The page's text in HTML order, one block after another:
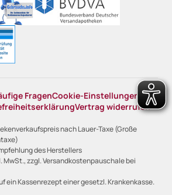
FragenCookie-Einstellungen
Vertrag widerrufen
nach Lauer-Taxe (Große
des Herstellers
MwSt., zzgl. Versandkostenpauschale bei
ein Kassenrezept einer gesetzl. Krankenkasse.